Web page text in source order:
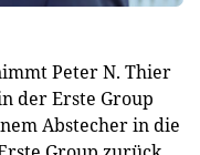
Peter N. Thier
der Erste Group
Abstecher in die